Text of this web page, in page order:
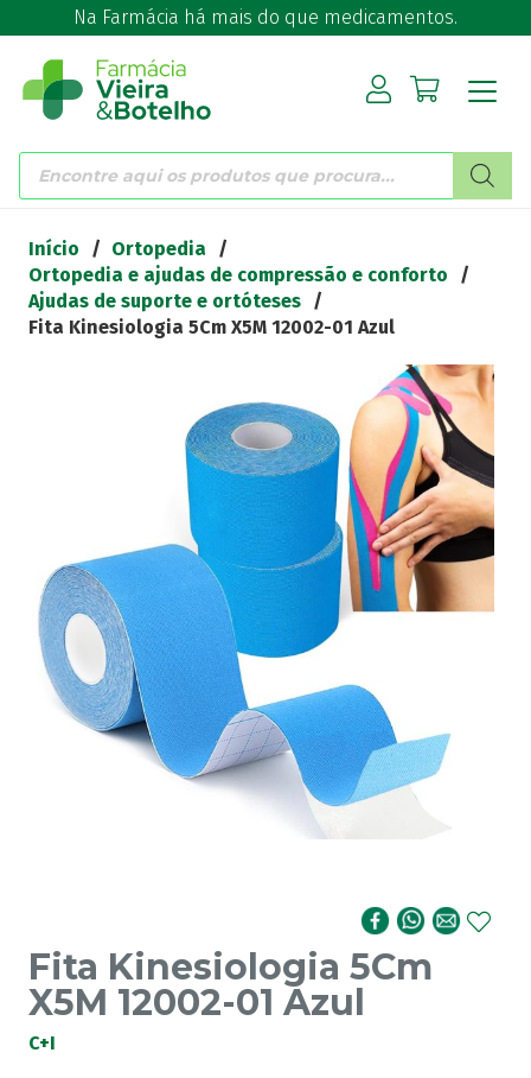
Na Farmácia há mais do que medicamentos.
Products
search
Início / Ortopedia
/
Ortopedia e ajudas de compressão e conforto
/
Ajudas de suporte e ortóteses /
Fita Kinesiologia 5Cm X5M 12002-01 Azul
Fita Kinesiologia 5Cm
X5M 12002-01 Azul
C+I